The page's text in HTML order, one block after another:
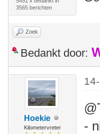
3565 berichten
Zoek
Bedankt door:
Hoekie
Kilometervreter
-